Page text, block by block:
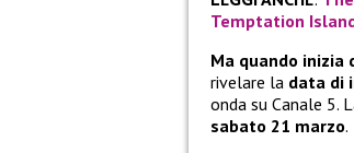
Temptation
Ma quando inizia
rivelare la data di
onda su Canale 5.
sabato 21 marzo.